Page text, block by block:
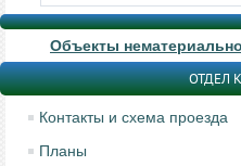
Объекты
ОТДЕЛ
Контакты и схема проезда
Планы